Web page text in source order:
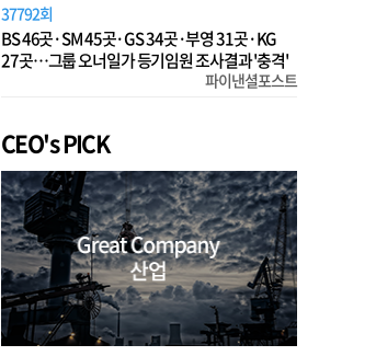
37792회
BS 46곳·SM 45곳·GS 34곳·부영 31곳·KG
27곳…그룹 오너일가 등기임원 조사결과 '충격'
파이낸셜포스트
CEO's PICK